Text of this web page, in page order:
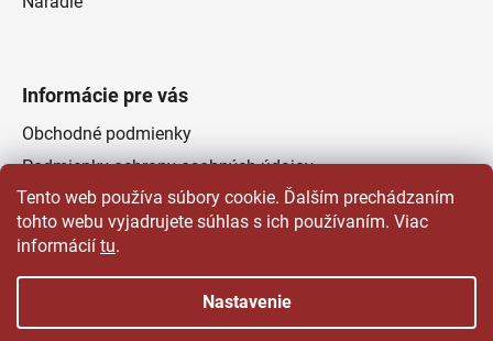
Tento web používa súbory cookie. Ďalším prechádzaním
tohto webu vyjadrujete súhlas s ich používaním. Viac
informácií tu.
Nastavenie
Informácie pre vás
Obchodné podmienky
Podmienky ochrany osobných údajov
Odstúpenie od zmluvy
Kontakty